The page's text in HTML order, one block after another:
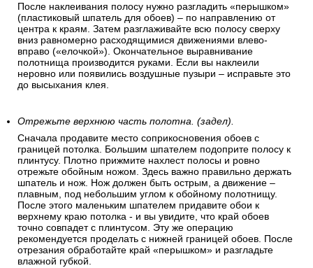
После наклеивания полосу нужно разгладить «перышком»
(пластиковый шпатель для обоев) – по направлению от
центра к краям. Затем разглаживайте всю полосу сверху
вниз равномерно расходящимися движениями влево-
вправо («елочкой»). Окончательное выравнивание
полотнища производится руками. Если вы наклеили
неровно или появились воздушные пузыри – исправьте это
до высыхания клея.
Отрежьте верхнюю часть полотна. (задел).
Сначала продавите место соприкосновения обоев с
границей потолка. Большим шпателем подоприте полосу к
плинтусу. Плотно прижмите нахлест полосы и ровно
отрежьте обойным ножом. Здесь важно правильно держать
шпатель и нож. Нож должен быть острым, а движение –
плавным, под небольшим углом к обойному полотнищу.
После этого маленьким шпателем придавите обои к
верхнему краю потолка - и вы увидите, что край обоев
точно совпадет с плинтусом. Эту же операцию
рекомендуется проделать с нижней границей обоев. После
отрезания обработайте край «перышком» и разгладьте
влажной губкой.